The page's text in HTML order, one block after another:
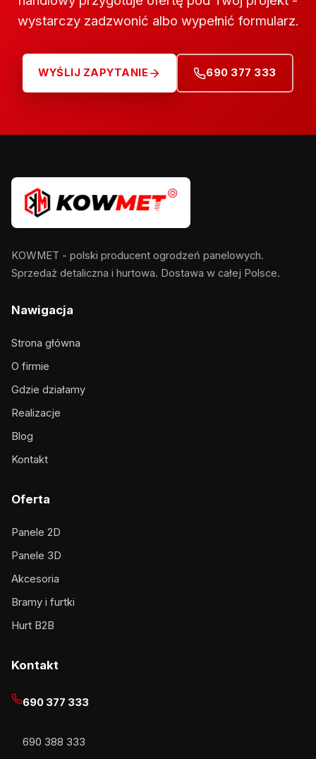
wystarczy zadzwonić albo wypełnić formularz.
WYŚLIJ ZAPYTANIE 690 377 333
KOWMET - polski producent ogrodzeń panelowych.
Sprzedaż detaliczna i hurtowa. Dostawa w całej Polsce.
Nawigacja
Strona główna
O firmie
Gdzie działamy
Realizacje
Blog
Kontakt
Oferta
Panele 2D
Panele 3D
Akcesoria
Bramy i furtki
Hurt B2B
Kontakt
690 377 333
690 388 333